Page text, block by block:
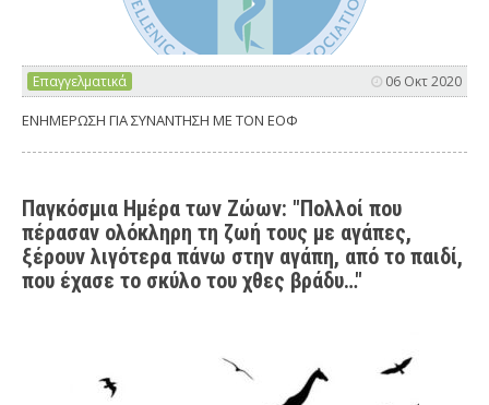
Επαγγελματικά 06 Οκτ 2020
ΕΝΗΜΕΡΩΣΗ ΓΙΑ ΣΥΝΑΝΤΗΣΗ ΜΕ ΤΟΝ ΕΟΦ
Παγκόσμια Ημέρα των Ζώων: "Πολλοί που
πέρασαν ολόκληρη τη ζωή τους με αγάπες,
ξέρουν λιγότερα πάνω στην αγάπη, από το παιδί,
που έχασε το σκύλο του χθες βράδυ…"